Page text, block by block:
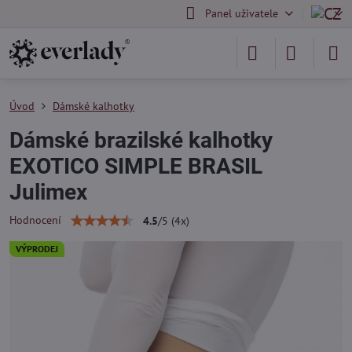
Panel uživatele
VÝPRODEJ
Úvod Dámské kalhotky
Dámské brazilské kalhotky
EXOTICO SIMPLE BRASIL
Julimex
Hodnocení 4.5/5 (4x)